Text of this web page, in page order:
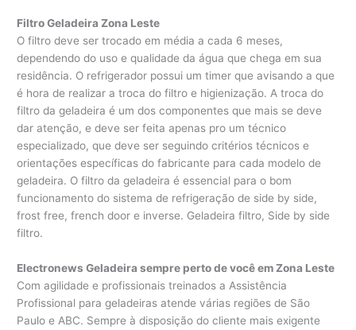
Filtro Geladeira Zona Leste
O filtro deve ser trocado em média a cada 6 meses,
dependendo do uso e qualidade da água que chega em sua
residência. O refrigerador possui um timer que avisando a que
é hora de realizar a troca do filtro e higienização. A troca do
filtro da geladeira é um dos componentes que mais se deve
dar atenção, e deve ser feita apenas pro um técnico
especializado, que deve ser seguindo critérios técnicos e
orientações específicas do fabricante para cada modelo de
geladeira. O filtro da geladeira é essencial para o bom
funcionamento do sistema de refrigeração de side by side,
frost free, french door e inverse. Geladeira filtro, Side by side
filtro.
Electronews Geladeira sempre perto de você em Zona Leste
Com agilidade e profissionais treinados a Assistência
Profissional para geladeiras atende várias regiões de São
Paulo e ABC. Sempre à disposição do cliente mais exigente